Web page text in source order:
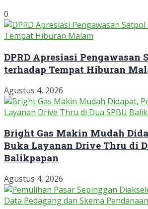
0
DPRD Apresiasi Pengawasan
terhadap Tempat Hiburan
Agustus 4, 2026
Bright Gas Makin Mudah
Buka Layanan Drive Thru di
Balikpapan
Agustus 4, 2026